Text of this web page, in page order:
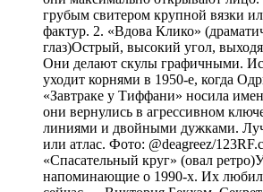
грубым свитером крупной вязки
фактур. 2. «Вдова Клико»
глаз)Острый, высокий угол,
Они делают скулы графичными.
уходит корнями в 1950-е, когда
«Завтраке у Тиффани» носила
они вернулись в агрессивном
линиями и двойными дужками.
или атлас. Фото: @deagreez/
«Спасательный круг» (овал
напоминающие о 1990-х. Их